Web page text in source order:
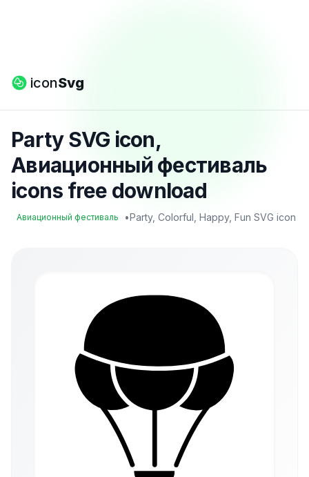
iconSvg
Party SVG icon,
Авиационный фестиваль
icons free download
Авиационный фестиваль •Party, Colorful, Happy, Fun SVG icon